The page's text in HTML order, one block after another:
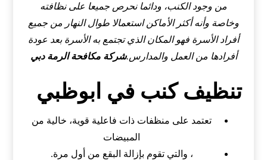
من وجود الكنب، ودائما نحرص جميعا على نظافته
وخاصة وأنه أكثر الأماكن استعمالا طوال النهار من جميع
أفراد الأسرة فهو المكان الذي تجتمع به الأسرة بعد عودة
أفرادها من العمل والمدارس.شركة مكافحة الرمة دبي
تنظيف كنب في ابوظبي
تعتمد على منظفات ذات فاعلية قوية، خالية من
المبيضات
، والتي تقوم بإزالة البقع من أول مرة.